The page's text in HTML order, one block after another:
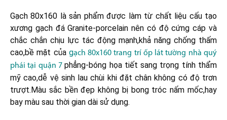
Gạch 80x160 là sản phẩm được làm từ chất liệu cấu tạo
xương gạch đá Granite-porcelain nên có độ cứng cáp và
chắc chắn chịu lực tác động mạnh,khả năng chống thấm
cao,bề mặt của gạch 80x160 trang trí ốp lát tường nhà quý
phái tại quận 7phẳng-bóng họa tiết sang trọng tính thẩm
mỹ cao,dễ vệ sinh lau chùi khi đặt chân không có độ trơn
trượt.Màu sắc bền đẹp không bị bong tróc nấm mốc,hay
bay màu sau thời gian dài sử dụng.